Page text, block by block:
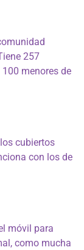
257
menores de
cubiertos
con los de
móvil para
como mucha